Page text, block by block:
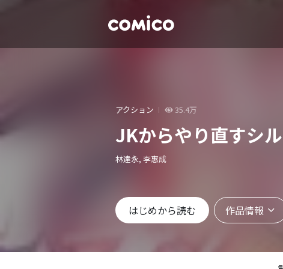
アクション 35.4万
JKからやり直すシ
林達永, 李惠成
はじめから読む 作品情報